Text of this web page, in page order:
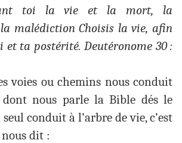
toi la vie et la mort, la
malédiction Choisis la vie, afin
et ta postérité. Deutéronome 30 :
voies ou chemins nous conduit
nous parle la Bible dés le
conduit à l’arbre de vie, c’est
nous dit :